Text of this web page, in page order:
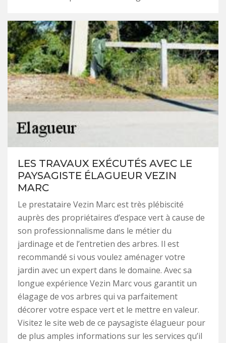
LES TRAVAUX EXÉCUTÉS AVEC LE
PAYSAGISTE ÉLAGUEUR VEZIN
MARC
Le prestataire Vezin Marc est très plébiscité
auprès des propriétaires d’espace vert à cause de
son professionnalisme dans le métier du
jardinage et de l’entretien des arbres. Il est
recommandé si vous voulez aménager votre
jardin avec un expert dans le domaine. Avec sa
longue expérience Vezin Marc vous garantit un
élagage de vos arbres qui va parfaitement
décorer votre espace vert et le mettre en valeur.
Visitez le site web de ce paysagiste élagueur pour
de plus amples informations sur les services qu’il